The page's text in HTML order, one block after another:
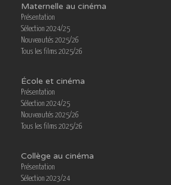
Maternelle au cinéma
Présentation
Sélection 2024/25
Nouveautés 2025/26
Tous les films 2025/26
École et cinéma
Présentation
Sélection 2024/25
Nouveautés 2025/26
Tous les films 2025/26
Collège au cinéma
Présentation
Sélection 2023/24